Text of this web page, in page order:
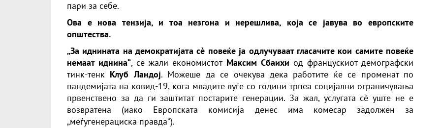
пари за себе.
Ова е нова тензија, и тоа незгона и нерешлива, која се јавува во европските
општества.
„За иднината на демократијата сè повеќе ја одлучуваат гласачите кои самите повеќе
немаат иднина“, се жали економистот Максим Сбаихи од францускиот демографски
тинк-тенк Клуб Ландој. Можеше да се очекува дека работите ќе се променат по
пандемијата на ковид-19, кога младите луѓе со години трпеа социјални ограничувања
првенствено за да ги заштитат постарите генерации. За жал, услугата сè уште не е
возвратена (иако Европската комисија денес има комесар задолжен за
„меѓугенерациска правда“).